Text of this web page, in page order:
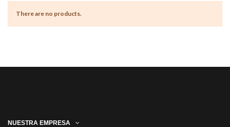
There are no products.
NUESTRA EMPRESA